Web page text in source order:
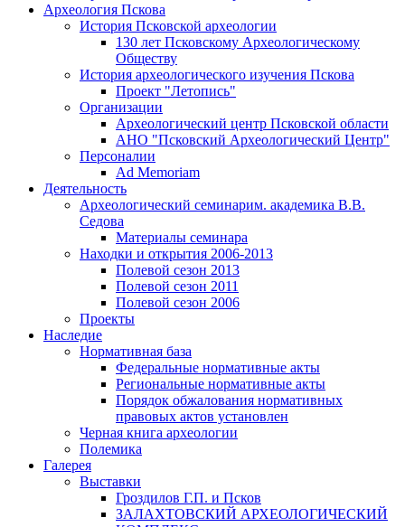
Археология Пскова
История Псковской археологии
130 лет Псковскому Археологическому
Обществу
История археологического изучения Пскова
Проект "Летопись"
Организации
Археологический центр Псковской области
АНО "Псковский Археологический Центр"
Персоналии
Ad Memoriam
Деятельность
Археологический семинарим. академика В.В.
Седова
Материалы семинара
Находки и открытия 2006-2013
Полевой сезон 2013
Полевой сезон 2011
Полевой сезон 2006
Проекты
Наследие
Нормативная база
Федеральные нормативные акты
Региональные нормативные акты
Порядок обжалования нормативных
правовых актов установлен
Черная книга археологии
Полемика
Галерея
Выставки
Гроздилов Г.П. и Псков
ЗАЛАХТОВСКИЙ АРХЕОЛОГИЧЕСКИЙ